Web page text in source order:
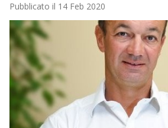
Pubblicato il 14 Feb 2020